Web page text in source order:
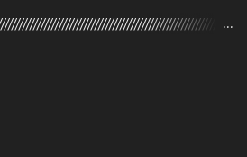
TESOUREIRO Nome: Cleison